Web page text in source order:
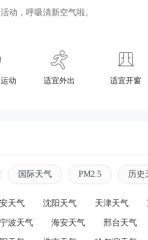
动，呼吸清新空气啦。
动 适宜外出 适宜开窗
国际天气 PM2.5 历史
天气 沈阳天气 天津天气
宁波天气 海安天气 邢台天气